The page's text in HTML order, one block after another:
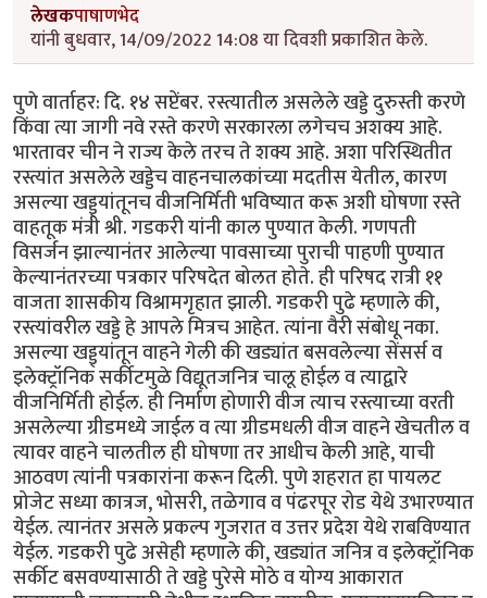
लेखकपाषाणभेद
यांनी बुधवार, 14/09/2022 14:08 या दिवशी प्रकाशित केले.
पुणे वार्ताहर: दि. १४ सप्टेंबर. रस्त्यातील असलेले खड्डे दुरुस्ती करणे
किंवा त्या जागी नवे रस्ते करणे सरकारला लगेचच अशक्य आहे.
भारतावर चीन ने राज्य केले तरच ते शक्य आहे. अशा परिस्थितीत
रस्त्यांत असलेले खड्डेच वाहनचालकांच्या मदतीस येतील, कारण
असल्या खड्ड्यांतूनच वीजनिर्मिती भविष्यात करू अशी घोषणा रस्ते
वाहतूक मंत्री श्री. गडकरी यांनी काल पुण्यात केली. गणपती
विसर्जन झाल्यानंतर आलेल्या पावसाच्या पुराची पाहणी पुण्यात
केल्यानंतरच्या पत्रकार परिषदेत बोलत होते. ही परिषद रात्री ११
वाजता शासकीय विश्रामगृहात झाली. गडकरी पुढे म्हणाले की,
रस्त्यांवरील खड्डे हे आपले मित्रच आहेत. त्यांना वैरी संबोधू नका.
असल्या खड्ड्यांतून वाहने गेली की खड्यांत बसवलेल्या सेंसर्स व
इलेक्ट्रॉनिक सर्कीटमुळे विद्यूतजनित्र चालू होईल व त्याद्वारे
वीजनिर्मिती होईल. ही निर्माण होणारी वीज त्याच रस्त्याच्या वरती
असलेल्या ग्रीडमध्ये जाईल व त्या ग्रीडमधली वीज वाहने खेचतील व
त्यावर वाहने चालतील ही घोषणा तर आधीच केली आहे, याची
आठवण त्यांनी पत्रकारांना करून दिली. पुणे शहरात हा पायलट
प्रोजेट सध्या कात्रज, भोसरी, तळेगाव व पंढरपूर रोड येथे उभारण्यात
येईल. त्यानंतर असले प्रकल्प गुजरात व उत्तर प्रदेश येथे राबविण्यात
येईल. गडकरी पुढे असेही म्हणाले की, खड्यांत जनित्र व इलेक्ट्रॉनिक
सर्कीट बसवण्यासाठी ते खड्डे पुरेसे मोठे व योग्य आकारात